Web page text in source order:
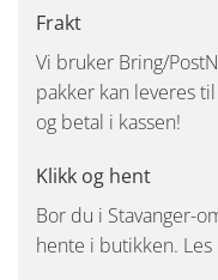
Frakt
Vi bruker Bring/
pakker kan leveres
og betal i kassen!
Klikk og hent
Bor du i Stavanger-
hente i butikken.